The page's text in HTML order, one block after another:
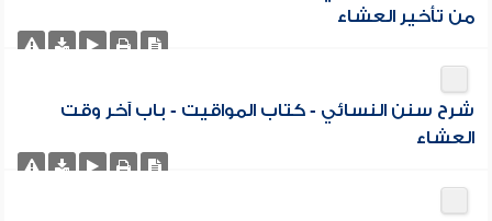
من تأخير العشاء
شرح سنن النسائي - كتاب المواقيت - باب آخر وقت
العشاء